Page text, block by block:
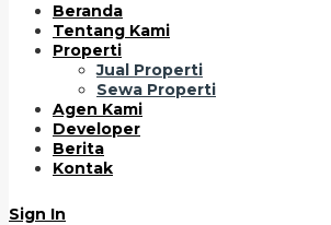
Beranda
Tentang Kami
Properti
Jual Properti
Sewa Properti
Agen Kami
Developer
Berita
Kontak
Sign In